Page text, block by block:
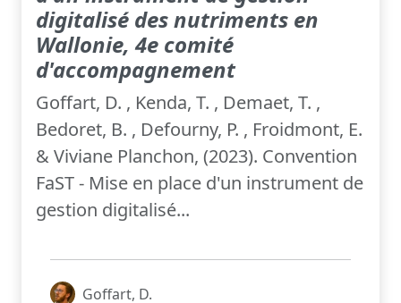
digitalisé des nutriments en
Wallonie, 4e comité
d'accompagnement
Goffart, D. , Kenda, T. , Demaet, T. ,
Bedoret, B. , Defourny, P. , Froidmont, E.
& Viviane Planchon, (2023). Convention
FaST - Mise en place d'un instrument de
gestion digitalisé...
Goffart, D.